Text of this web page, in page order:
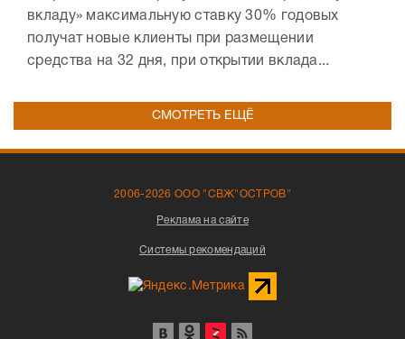
вкладу» максимальную ставку 30% годовых
получат новые клиенты при размещении
средства на 32 дня, при открытии вклада...
СМОТРЕТЬ ЕЩЁ
2006-2026 ООО "СВЖ"ОСТРОВ"
Реклама на сайте
Системы рекомендаций